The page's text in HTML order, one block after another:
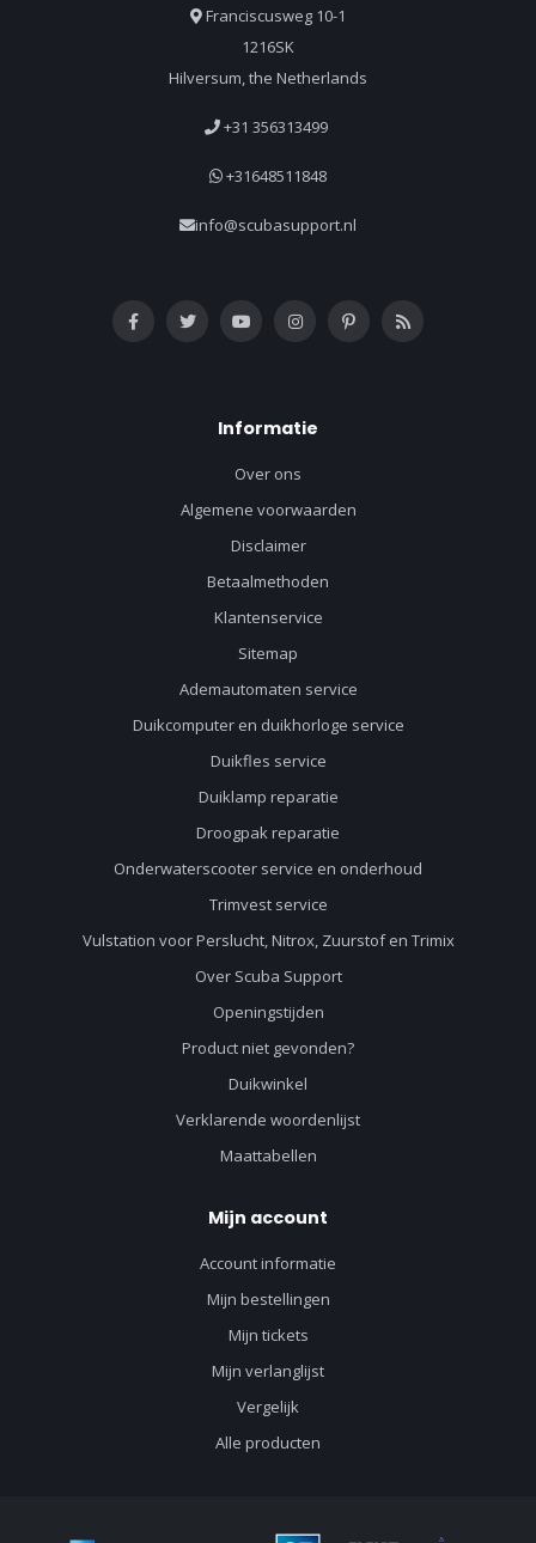
Franciscusweg 10-1
1216SK
Hilversum, the Netherlands
+31 356313499
+31648511848
info@scubasupport.nl
Informatie
Over ons
Algemene voorwaarden
Disclaimer
Betaalmethoden
Klantenservice
Sitemap
Ademautomaten service
Duikcomputer en duikhorloge service
Duikfles service
Duiklamp reparatie
Droogpak reparatie
Onderwaterscooter service en onderhoud
Trimvest service
Vulstation voor Perslucht, Nitrox, Zuurstof en Trimix
Over Scuba Support
Openingstijden
Product niet gevonden?
Duikwinkel
Verklarende woordenlijst
Maattabellen
Mijn account
Account informatie
Mijn bestellingen
Mijn tickets
Mijn verlanglijst
Vergelijk
Alle producten